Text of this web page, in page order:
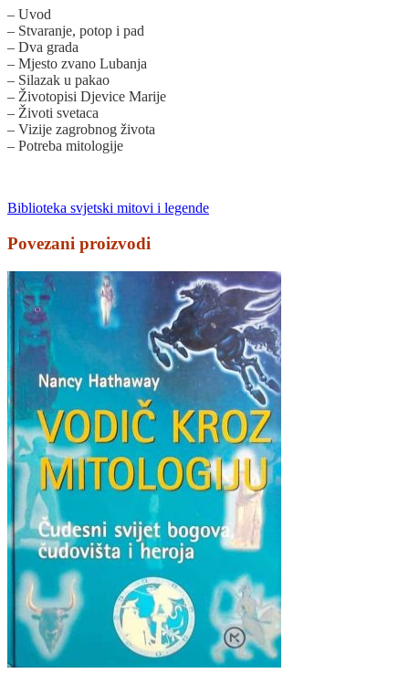
– Uvod
– Stvaranje, potop i pad
– Dva grada
– Mjesto zvano Lubanja
– Silazak u pakao
– Životopisi Djevice Marije
– Životi svetaca
– Vizije zagrobnog života
– Potreba mitologije
Biblioteka svjetski mitovi i legende
Povezani proizvodi